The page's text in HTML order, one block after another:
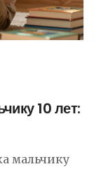
10 лет:
мальчику